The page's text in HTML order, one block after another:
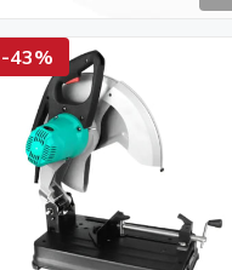
-43%